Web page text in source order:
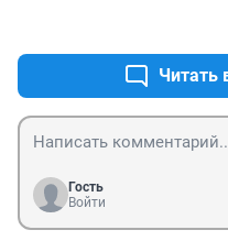
Читать
Гость
Войти